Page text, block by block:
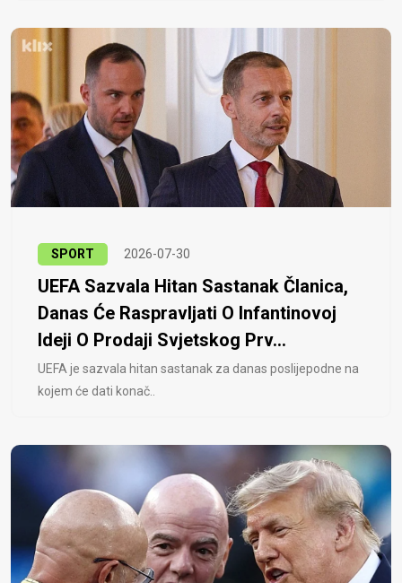
SPORT 2026-07-30
UEFA Sazvala Hitan Sastanak Članica,
Danas Će Raspravljati O Infantinovoj
Ideji O Prodaji Svjetskog Prv...
UEFA je sazvala hitan sastanak za danas poslijepodne na
kojem će dati konač..